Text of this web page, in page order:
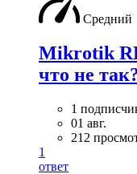
Средний
Mikrotik
что не
1
01 авг.
212
1
ответ